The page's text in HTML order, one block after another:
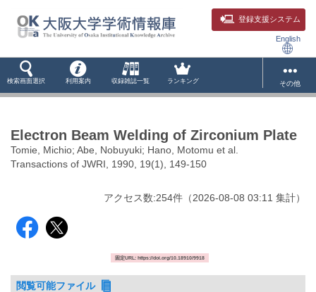
登録支援システム
English
検索画面選択 利用案内 収録雑誌一覧 ランキング その他
Electron Beam Welding of Zirconium Plate
Tomie, Michio; Abe, Nobuyuki; Hano, Motomu et al.
Transactions of JWRI, 1990, 19(1), 149-150
アクセス数:254件 （2026-08-08 03:11 集計）
固定URL: https://doi.org/10.18910/9918
閲覧可能ファイル